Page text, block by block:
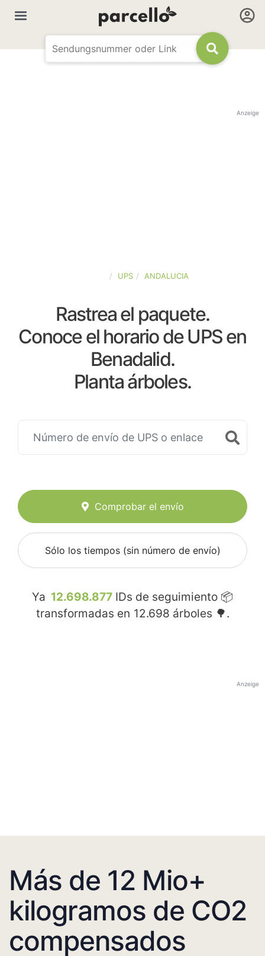
Anzeige
UPS ANDALUCIA
Rastrea el paquete.
Conoce el horario de UPS en
Benadalid.
Planta árboles.
Comprobar el envío
Sólo los tiempos (sin número de envío)
Ya 12.698.877 IDs de seguimiento 📦
transformadas en 12.698 árboles 🌳.
Anzeige
Más de 12 Mio+
kilogramos de CO2
compensados